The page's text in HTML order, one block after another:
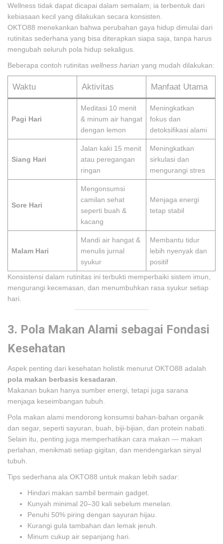
Wellness tidak dapat dicapai dalam semalam; ia terbentuk dari
kebiasaan kecil yang dilakukan secara konsisten.
OKTO88 menekankan bahwa perubahan gaya hidup dimulai dari
rutinitas sederhana yang bisa diterapkan siapa saja, tanpa harus
mengubah seluruh pola hidup sekaligus.
Beberapa contoh rutinitas wellness harian yang mudah dilakukan:
Waktu Aktivitas Manfaat Utama
Pagi Hari
Meditasi 10 menit
& minum air hangat
dengan lemon
Meningkatkan
fokus dan
detoksifikasi alami
Siang Hari
Jalan kaki 15 menit
atau peregangan
ringan
Meningkatkan
sirkulasi dan
mengurangi stres
Sore Hari
Mengonsumsi
camilan sehat
seperti buah &
kacang
Menjaga energi
tetap stabil
Malam Hari
Mandi air hangat &
menulis jurnal
syukur
Membantu tidur
lebih nyenyak dan
positif
Konsistensi dalam rutinitas ini terbukti memperbaiki sistem imun,
mengurangi kecemasan, dan menumbuhkan rasa syukur setiap
hari.
3. Pola Makan Alami sebagai Fondasi
Kesehatan
Aspek penting dari kesehatan holistik menurut OKTO88 adalah
pola makan berbasis kesadaran
Makanan bukan hanya sumber energi, tetapi juga sarana
menjaga keseimbangan tubuh.
Pola makan alami mendorong konsumsi bahan-bahan organik
dan segar, seperti sayuran, buah, biji-bijian, dan protein nabati.
Selain itu, penting juga memperhatikan cara makan — makan
perlahan, menikmati setiap gigitan, dan mendengarkan sinyal
tubuh.
Tips sederhana ala OKTO88 untuk makan lebih sadar:
Hindari makan sambil bermain gadget.
Kunyah minimal 20–30 kali sebelum menelan.
Penuhi 50% piring dengan sayuran hijau.
Kurangi gula tambahan dan lemak jenuh.
Minum cukup air sepanjang hari.